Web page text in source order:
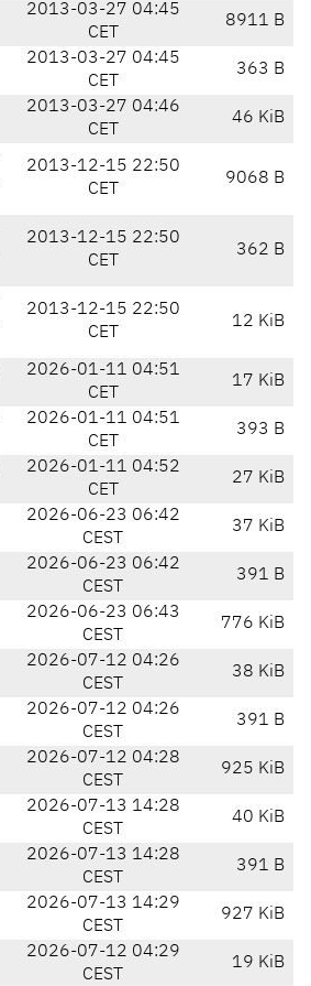
2013-03-27 04:45
CET
8911 B
2013-03-27 04:45
CET
363 B
2013-03-27 04:46
CET
46 KiB
2013-12-15 22:50
CET
9068 B
2013-12-15 22:50
CET
362 B
2013-12-15 22:50
CET
12 KiB
2026-01-11 04:51
CET
17 KiB
2026-01-11 04:51
CET
393 B
2026-01-11 04:52
CET
27 KiB
2026-06-23 06:42
CEST
37 KiB
2026-06-23 06:42
CEST
391 B
2026-06-23 06:43
CEST
776 KiB
2026-07-12 04:26
CEST
38 KiB
2026-07-12 04:26
CEST
391 B
2026-07-12 04:28
CEST
925 KiB
2026-07-13 14:28
CEST
40 KiB
2026-07-13 14:28
CEST
391 B
2026-07-13 14:29
CEST
927 KiB
2026-07-12 04:29
CEST
19 KiB